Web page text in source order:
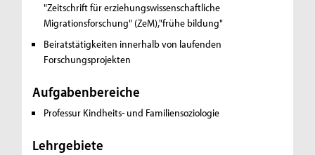
"Zeitschrift für erziehungswissenschaftliche
Migrationsforschung" (ZeM),"frühe bildung"
Beiratstätigkeiten innerhalb von laufenden
Forschungsprojekten
Aufgabenbereiche
Professur Kindheits- und Familiensoziologie
Lehrgebiete